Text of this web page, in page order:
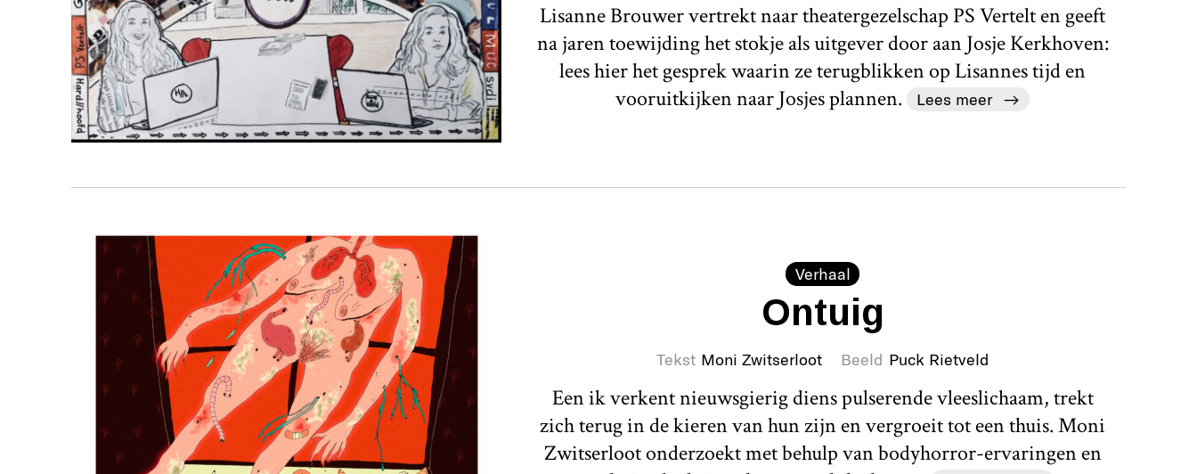
Lisanne Brouwer vertrekt naar theatergezelschap PS Vertelt en geeft
na jaren toewijding het stokje als uitgever door aan Josje Kerkhoven:
lees hier het gesprek waarin ze terugblikken op Lisannes tijd en
vooruitkijken naar Josjes plannen.
Lees meer
Verhaal
Ontuig
Tekst Moni Zwitserloot Beeld Puck Rietveld
Een ik verkent nieuwsgierig diens pulserende vleeslichaam, trekt
zich terug in de kieren van hun zijn en vergroeit tot een thuis. Moni
Zwitserloot onderzoekt met behulp van bodyhorror-ervaringen en